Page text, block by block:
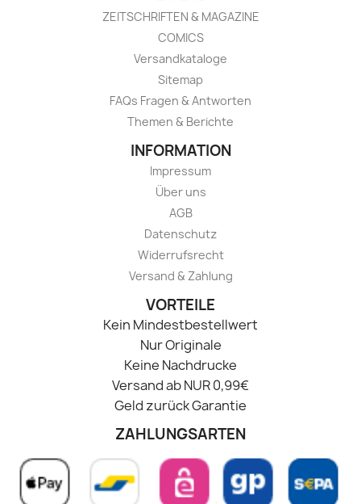
ZEITSCHRIFTEN & MAGAZINE
COMICS
Versandkataloge
Sitemap
FAQs Fragen & Antworten
Themen & Berichte
INFORMATION
Impressum
Über uns
AGB
Datenschutz
Widerrufsrecht
Versand & Zahlung
VORTEILE
Kein Mindestbestellwert
Nur Originale
Keine Nachdrucke
Versand ab NUR 0,99€
Geld zurück Garantie
ZAHLUNGSARTEN